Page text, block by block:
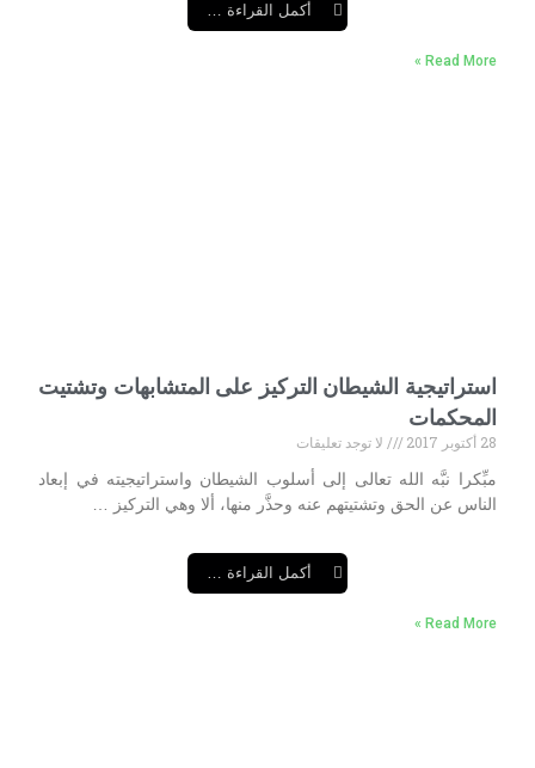
أكمل القراءة …
Read More »
استراتيجية الشيطان التركيز على المتشابهات وتشتيت
المحكمات
28 أكتوبر 2017
لا توجد تعليقات
مبِّكرا نبَّه الله تعالى إلى أسلوب الشيطان واستراتيجيته في إبعاد
الناس عن الحق وتشتيتهم عنه وحذَّر منها، ألا وهي التركيز …
أكمل القراءة …
Read More »